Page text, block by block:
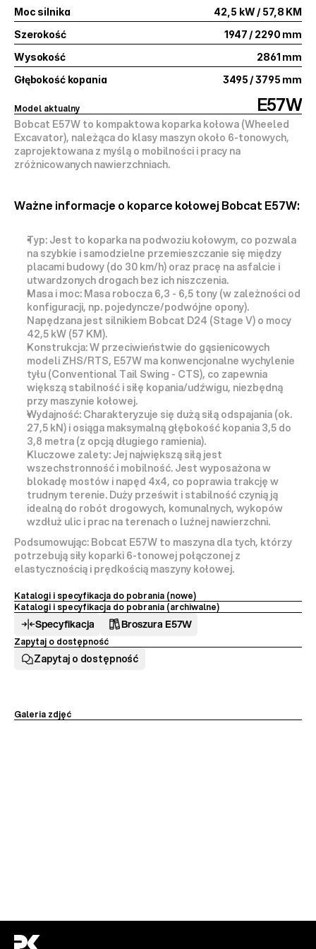
Moc silnika
42,5 kW / 57,8 KM
Szerokość
1947 / 2290 mm
Wysokość
2861 mm
Głębokość kopania
3495 / 3795 mm
E57W
Model aktualny
Bobcat E57W to kompaktowa koparka kołowa (Wheeled
Excavator), należąca do klasy maszyn około 6-tonowych,
zaprojektowana z myślą o mobilności i pracy na
zróżnicowanych nawierzchniach.
Ważne informacje o koparce kołowej Bobcat E57W:
Typ: Jest to koparka na podwoziu kołowym, co pozwala
na szybkie i samodzielne przemieszczanie się między
placami budowy (do 30 km/h) oraz pracę na asfalcie i
utwardzonych drogach bez ich niszczenia.
Masa i moc: Masa robocza 6,3 - 6,5 tony (w zależności od
konfiguracji, np. pojedyncze/podwójne opony).
42,5 kW (57 KM).
Konstrukcja: W przeciwieństwie do gąsienicowych
modeli ZHS/RTS, E57W ma konwencjonalne wychylenie
tyłu (Conventional Tail Swing - CTS)
większą stabilność i siłę kopania/udźwigu, niezbędną
przy maszynie kołowej.
Wydajność: Charakteryzuje się dużą siłą odspajania (ok.
27,5 kN) i osiąga maksymalną głębokość kopania 3,5 do
3,8 metra (z opcją długiego ramienia).
Kluczowe zalety:
wszechstronność i mobilność
blokadę mostów i napęd 4x4, co poprawia trakcję w
trudnym terenie. Duży prześwit i stabilność czynią ją
idealną do robót drogowych, komunalnych, wykopów
wzdłuż ulic i prac na terenach o luźnej nawierzchni.
Podsumowując: Bobcat E57W to maszyna dla tych, którzy
potrzebują siły koparki 6-tonowej
elastycznością i prędkością maszyny kołowej.
Katalogi i specyfikacja do pobrania (nowe)
Katalogi i specyfikacja do pobrania (archiwalne)
Specyfikacja Broszura E57W
Zapytaj o dostępność
Zapytaj o dostępność
Galeria zdjęć